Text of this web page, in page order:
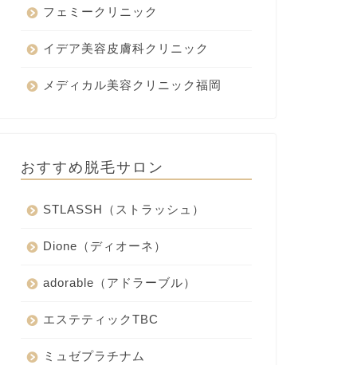
フェミークリニック
イデア美容皮膚科クリニック
メディカル美容クリニック福岡
おすすめ脱毛サロン
STLASSH（ストラッシュ）
Dione（ディオーネ）
adorable（アドラーブル）
エステティックTBC
ミュゼプラチナム